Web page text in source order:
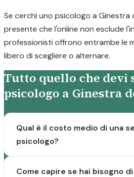
Se cerchi uno psicologo a Ginestra
presente che l'online non esclude
professionisti offrono entrambe le
libero di scegliere o alternare.
Tutto quello che devi
psicologo a Ginestra
Qual è il costo medio di una
psicologo?
Come capire se hai bisogno